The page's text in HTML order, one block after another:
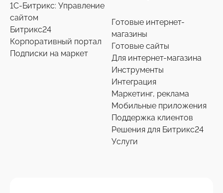
1С-Битрикс: Управление
сайтом
Битрикс24
Корпоративный портал
Подписки на маркет
Готовые интернет-
магазины
Готовые сайты
Для интернет-магазина
Инструменты
Интеграция
Маркетинг, реклама
Мобильные приложения
Поддержка клиентов
Решения для Битрикс24
Услуги